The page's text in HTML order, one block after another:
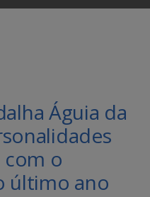
Águia da
o
último ano